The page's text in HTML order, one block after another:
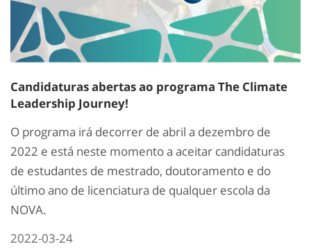
Candidaturas abertas ao programa The Climate
Leadership Journey!
O programa irá decorrer de abril a dezembro de
2022 e está neste momento a aceitar candidaturas
de estudantes de mestrado, doutoramento e do
último ano de licenciatura de qualquer escola da
NOVA.
2022-03-24